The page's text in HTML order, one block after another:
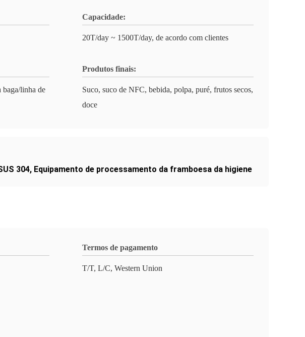
Capacidade:
20T/day ~ 1500T/day, de acordo com clientes
baga/linha de
Produtos finais:
Suco, suco de NFC, bebida, polpa, puré, frutos secos,
doce
304, Equipamento de processamento da framboesa da higiene
Termos de pagamento
T/T, L/C, Western Union